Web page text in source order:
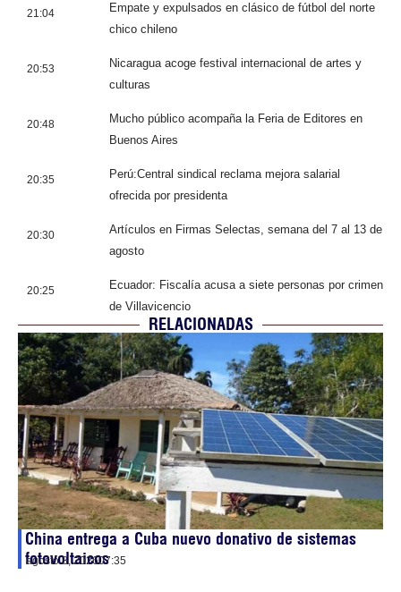
21:04
Empate y expulsados en clásico de fútbol del norte
chico chileno
20:53
Nicaragua acoge festival internacional de artes y
culturas
20:48
Mucho público acompaña la Feria de Editores en
Buenos Aires
20:35
Perú:Central sindical reclama mejora salarial
ofrecida por presidenta
20:30
Artículos en Firmas Selectas, semana del 7 al 13 de
agosto
20:25
Ecuador: Fiscalía acusa a siete personas por crimen
de Villavicencio
RELACIONADAS
China entrega a Cuba nuevo donativo de sistemas
fotovoltaicos
agosto 8, 202607:35